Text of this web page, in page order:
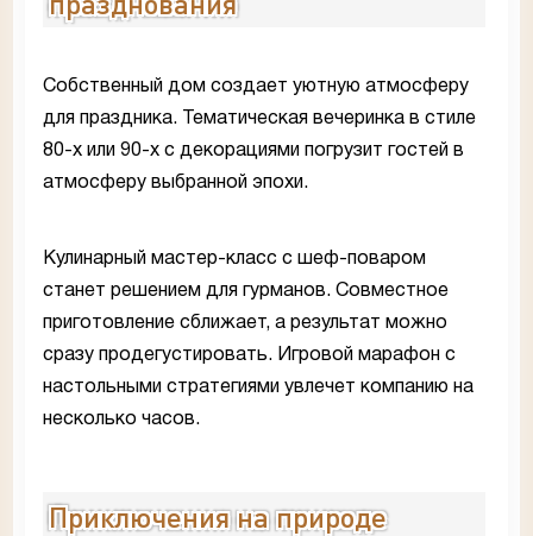
Собственный дом создает уютную атмосферу
для праздника. Тематическая вечеринка в стиле
80-х или 90-х с декорациями погрузит гостей в
атмосферу выбранной эпохи.
Кулинарный мастер-класс с шеф-поваром
станет решением для гурманов. Совместное
приготовление сближает, а результат можно
сразу продегустировать. Игровой марафон с
настольными стратегиями увлечет компанию на
несколько часов.
Приключения на природе